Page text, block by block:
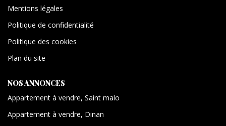
Mentions légales
Politique de confidentialité
Politique des cookies
Plan du site
NOS ANNONCES
Appartement à vendre, Saint malo
Appartement à vendre, Dinan